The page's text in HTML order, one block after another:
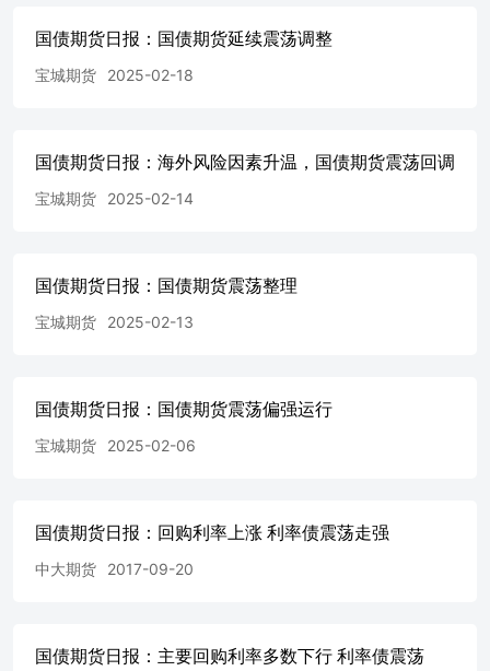
况
资金面概况
四、价差概
货
货
货
1：国债期货主力连续合约收盘价走势|单位：
各品种沉淀资金走势|单位：亿
品种持仓量占比|单位：%
空持仓比（前20名）|单位：
无
元
国债期货日报：国债期货延续震荡调整
宝城期货 2025-02-18
国债期货日报：海外风险因素升温，国债期货震荡回调
宝城期货 2025-02-14
国债期货日报：国债期货震荡整理
宝城期货 2025-02-13
国债期货日报：国债期货震荡偏强运行
宝城期货 2025-02-06
国债期货日报：回购利率上涨 利率债震荡走强
中大期货 2017-09-20
国债期货日报：主要回购利率多数下行 利率债震荡